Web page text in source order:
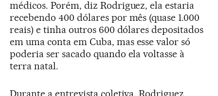
médicos. Porém, diz Rodriguez, ela estaria
recebendo 400 dólares por mês (quase 1.000
reais) e tinha outros 600 dólares depositados
em uma conta em Cuba, mas esse valor só
poderia ser sacado quando ela voltasse à
terra natal.
Durante a entrevista coletiva, Rodriguez